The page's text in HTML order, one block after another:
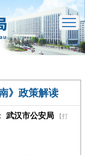
》政策解读
武汉市公安局
【打